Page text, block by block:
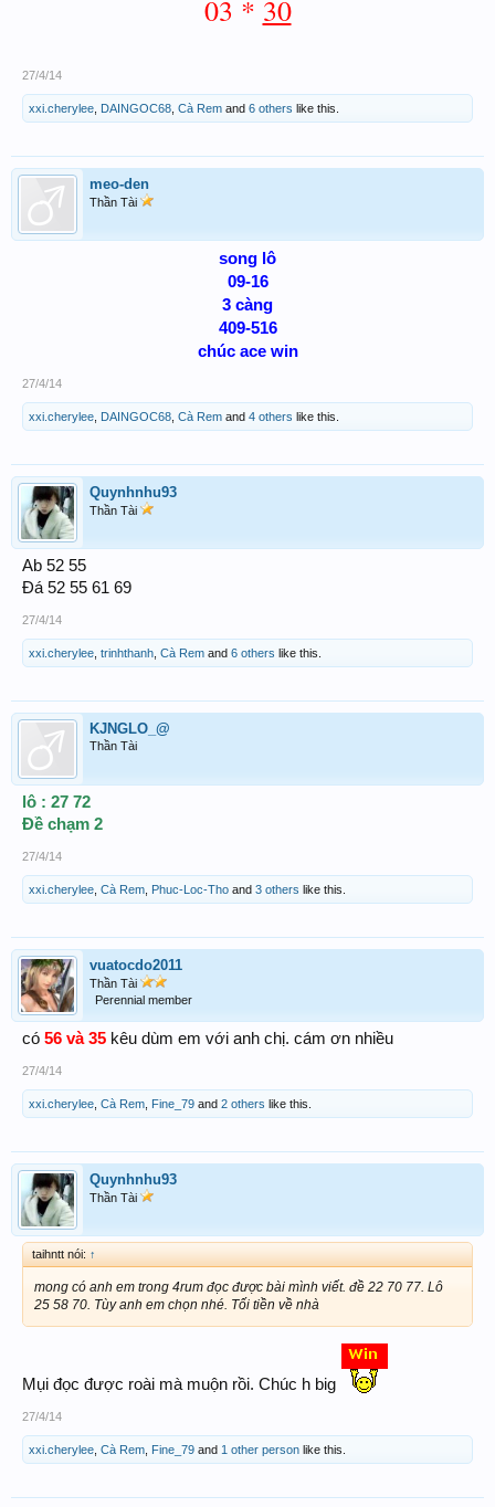
03 * 30
27/4/14
xxi.cherylee DAINGOC68 Cà Rem and 6 others like this.
meo-den
Thần Tài
song lô
09-16
3 càng
409-516
chúc ace win
27/4/14
xxi.cherylee DAINGOC68 Cà Rem and 4 others like this.
Quynhnhu93
Thần Tài
Ab 52 55
Đá 52 55 61 69
27/4/14
xxi.cherylee trinhthanh Cà Rem and 6 others like this.
KJNGLO_@
Thần Tài
lô : 27 72
Đề chạm 2
27/4/14
xxi.cherylee Cà Rem Phuc-Loc-Tho and 3 others like this.
vuatocdo2011
Thần Tài
Perennial member
có 56 và 35 kêu dùm em với anh chị. cám ơn nhiều
27/4/14
xxi.cherylee Cà Rem Fine_79 and 2 others like this.
Quynhnhu93
Thần Tài
taihntt nói: ↑
mong có anh em trong 4rum đọc được bài mình viết. đề 22 70 77. Lô
25 58 70. Tùy anh em chọn nhé. Tối tiền về nhà
Mụi đọc được roài mà muộn rồi. Chúc h big
27/4/14
xxi.cherylee Cà Rem Fine_79 and 1 other person like this.